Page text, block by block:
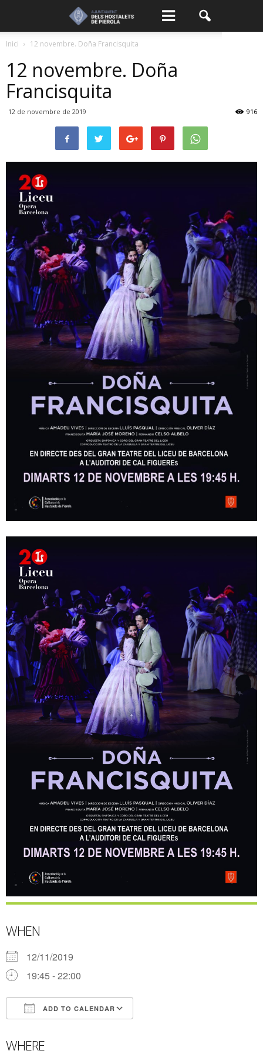
Inici 12 novembre. Doña Francisquita
12 novembre. Doña
Francisquita
12 de novembre de 2019 916
WHEN
12/11/2019
19:45 - 22:00
ADD TO CALENDAR
WHERE